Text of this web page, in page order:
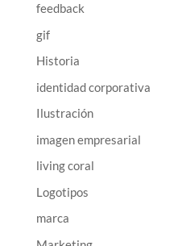
feedback
gif
Historia
identidad corporativa
Ilustración
imagen empresarial
living coral
Logotipos
marca